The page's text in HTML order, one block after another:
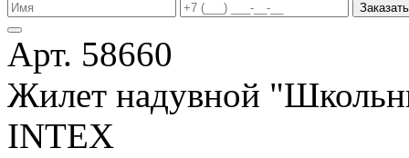
Заказать
Арт. 58660
Жилет надувной
INTEX